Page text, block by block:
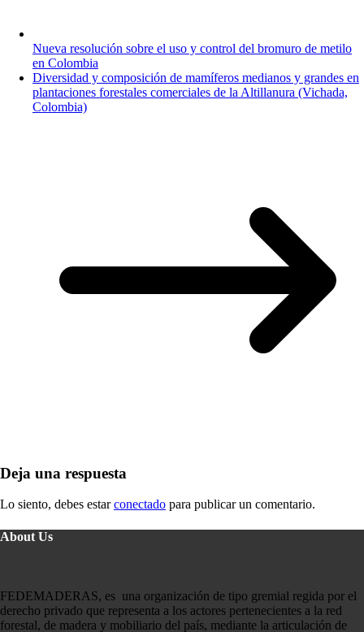
Nueva resolución sobre el uso y control del bromuro de metilo
en Colombia
Diversidad y composición de mamíferos medianos y grandes en
plantaciones forestales comerciales de la Altillanura (Vichada,
Colombia)
Deja una respuesta
Lo siento, debes estarconectado para publicar un comentario.
About Us
FEDEMADERAS, es una organización de tipo gremial regida por el
derecho privado que representa a los actores pertenecientes a la red
forestal, de madera y mobiliario del país, mediante la articulación de